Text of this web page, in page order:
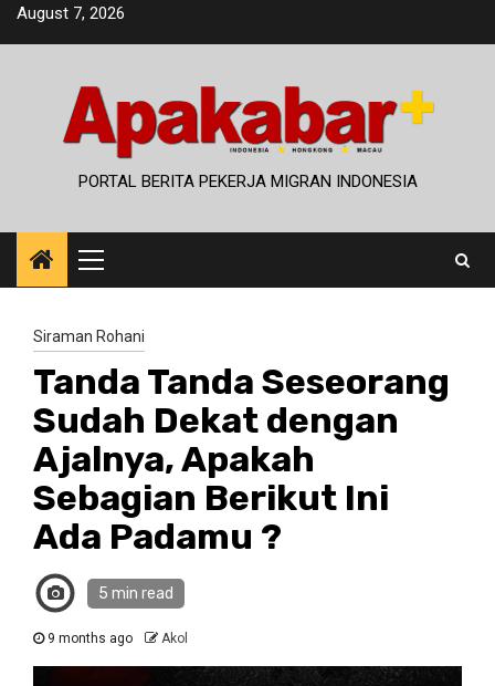
SkipAugust 7, 2026
PORTAL BERITA PEKERJA MIGRAN INDONESIA
Primary
Menu
Siraman Rohani
Tanda Tanda Seseorang
Sudah Dekat dengan
Ajalnya, Apakah
Sebagian Berikut Ini
Ada Padamu ?
5 min read
9 months ago Akol